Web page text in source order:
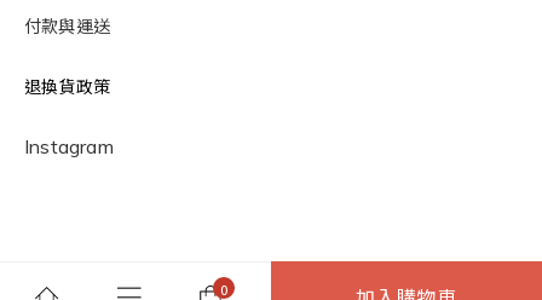
付款與運送
退換貨政策
Instagram